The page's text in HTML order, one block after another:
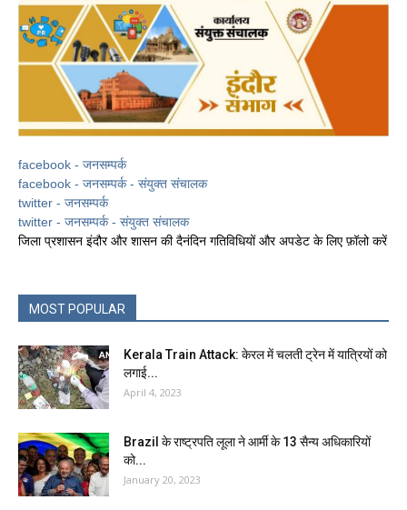
facebook - जनसम्पर्क
facebook - जनसम्पर्क - संयुक्त संचालक
twitter - जनसम्पर्क
twitter - जनसम्पर्क - संयुक्त संचालक
जिला प्रशासन इंदौर और शासन की दैनंदिन गतिविधियों और अपडेट के लिए फ़ॉलो करें
MOST POPULAR
Kerala Train Attack: केरल में चलती ट्रेन में यात्रियों को
लगाई...
April 4, 2023
Brazil के राष्ट्रपति लूला ने आर्मी के 13 सैन्य अधिकारियों
को...
January 20, 2023